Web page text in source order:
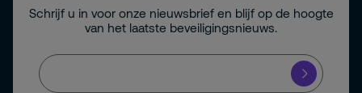
Schrijf u in voor onze nieuwsbrief en blijf op de hoogte
van het laatste beveiligingsnieuws.